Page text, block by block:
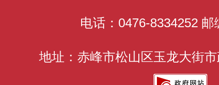
电话：0476-8334252 邮
地址：赤峰市松山区玉龙大街